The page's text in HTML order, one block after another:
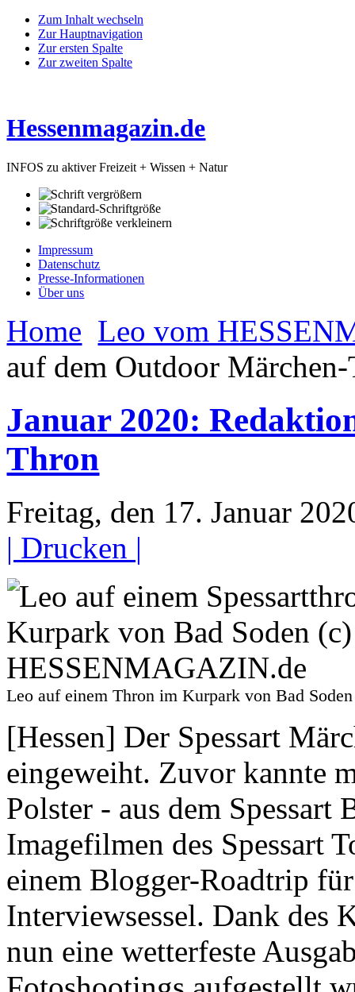
Zum Inhalt wechseln
Zur Hauptnavigation
Zur ersten Spalte
Zur zweiten Spalte
Hessenmagazin.de
INFOS zu aktiver Freizeit + Wissen + Natur
Impressum
Datenschutz
Presse-Informationen
Über uns
Home Leo vom
auf dem Outdoor
Januar 2020:
Thron
Freitag, den 17. Januar
| Drucken |
Leo auf einem Thron im Kurpark von Bad
[Hessen] Der Spessart
eingeweiht. Zuvor kannte
Polster - aus dem Spessart
Imagefilmen des Spessart
einem Blogger-Roadtrip
Interviewsessel. Dank des
nun eine wetterfeste